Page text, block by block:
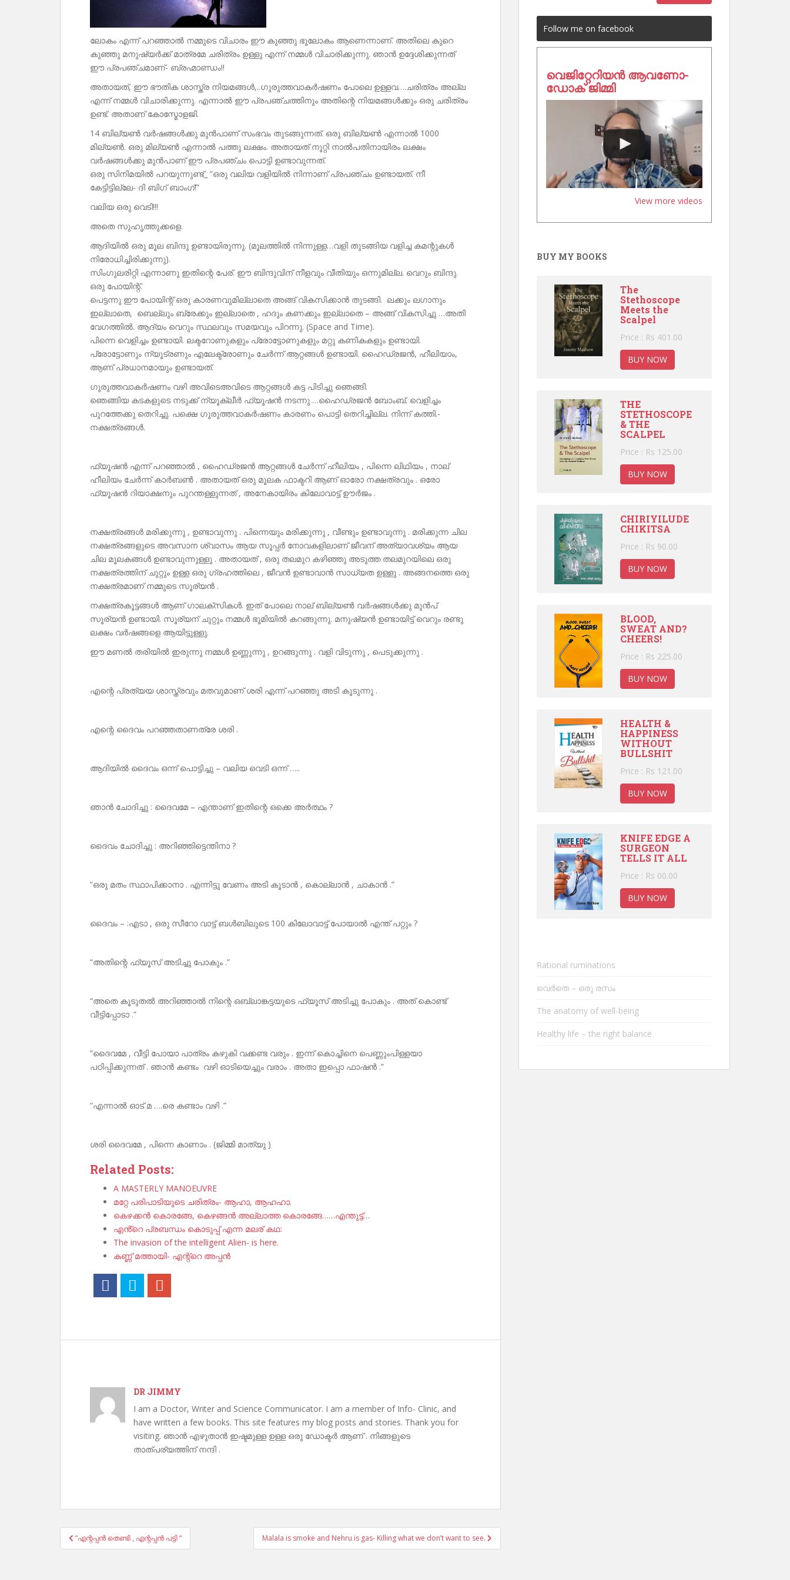
ലോകം എന്ന് പറഞ്ഞാൽ നമ്മുടെ വിചാരം ഈ കുഞ്ഞു ഭൂലോകം ആണെന്നാണ്. അതിലെ കുറെ
കുഞ്ഞു മനുഷ്യർക്ക് മാത്രമേ ചരിത്രം ഉള്ളു എന്ന് നമ്മൾ വിചാരിക്കുന്നു. ഞാൻ ഉദ്ദേശിക്കുന്നത്
ഈ പ്രപഞ്ചമാണ്- ബ്രഹ്മാണ്ഡം!!
അതായത്, ഈ ഭൗതിക ശാസ്ത്ര നിയമങ്ങൾ,..ഗുരുത്തവാകർഷണം പോലെ ഉള്ളവ….ചരിത്രം അല്ല
എന്ന് നമ്മൾ വിചാരിക്കുന്നു. എന്നാൽ ഈ പ്രപഞ്ചത്തിനും അതിന്റെ നിയമങ്ങൾക്കും ഒരു ചരിത്രം
ഉണ്ട്. അതാണ് കോസ്മോളജി.
14 ബില്യൺ വർഷങ്ങൾക്കു മുൻപാണ് സംഭവം തുടങ്ങുന്നത്. ഒരു ബില്യൺ എന്നാൽ 1000
മില്യൺ. ഒരു മില്യൺ എന്നാൽ പത്തു ലക്ഷം. അതായത് നൂറ്റി നാൽപതിനായിരം ലക്ഷം
വർഷങ്ങൾക്കു മുൻപാണ് ഈ പ്രപഞ്ചം പൊട്ടി ഉണ്ടാവുന്നത്.
ഒരു സിനിമയിൽ പറയുന്നുണ്ട്_ “ഒരു വലിയ വളിയിൽ നിന്നാണ് പ്രപഞ്ചം ഉണ്ടായത്. നീ
കേട്ടിട്ടില്ലേ- ദി ബിഗ് ബാംഗ്!”
വലിയ ഒരു വെടി!!!
അതെ സുഹൃത്തുക്കളെ.
ആദിയിൽ ഒരു മൂല ബിന്ദു ഉണ്ടായിരുന്നു. (മൂലത്തിൽ നിന്നുള്ള…വളി തുടങ്ങിയ വളിച്ച കമന്റുകൾ
നിരോധിച്ചിരിക്കുന്നു).
സിംഗുലരിറ്റി എന്നാണു ഇതിന്റെ പേര്. ഈ ബിന്ദുവിന് നീളവും വീതിയും ഒന്നുമില്ല. വെറും ബിന്ദു.
ഒരു പോയിന്റ്.
പെട്ടന്നു ഈ പോയിന്റ് ഒരു കാരണവുമില്ലാതെ അങ്ങ് വികസിക്കാൻ തുടങ്ങി. ലക്കും ലഗാനും
ഇല്ലാതെ, ബെല്ലും ബ്രേക്കും ഇല്ലാതെ , ഹദും കണക്കും ഇല്ലാതെ – അങ്ങ് വികസിച്ചു …അതി
വേഗത്തിൽ. ആദ്യം വെറും സ്ഥലവും സമയവും പിറന്നു. (Space and Time).
പിന്നെ വെളിച്ചം ഉണ്ടായി. ലക്ടറോണുകളും പ്രോട്ടോണുകളും മറ്റു കണികകളും ഉണ്ടായി.
പ്രോട്ടോണും ന്യൂട്രണും എലേക്ട്രോണും ചേർന്ന് ആറ്റങ്ങൾ ഉണ്ടായി. ഹൈഡ്രജൻ, ഹീലിയാം,
ആണ് പ്രധാനമായും ഉണ്ടായത്.
ഗുരുത്തവാകർഷണം വഴി അവിടെഅവിടെ ആറ്റങ്ങൾ കട്ട പിടിച്ചു ഞെങ്ങി.
ഞെങ്ങിയ കടകളുടെ നടുക്ക് ന്യൂക്ലീർ ഫ്യൂഷൻ നടന്നു …ഹൈഡ്രജൻ ബോംബ്. വെളിച്ചം
പുറത്തേക്കു തെറിച്ചു. പക്ഷെ ഗുരുത്തവാകർഷണം കാരണം പൊട്ടി തെറിച്ചില്ല. നിന്ന് കത്തി.-
നക്ഷത്രങ്ങൾ.
ഫ്യൂഷൻ എന്ന് പറഞ്ഞാൽ , ഹൈഡ്രജൻ ആറ്റങ്ങൾ ചേർന്ന് ഹീലിയം , പിന്നെ ലിഥിയം , നാല്
ഹീലിയം ചേർന്ന് കാർബൺ . അതായത് ഒരു മൂലക ഫാക്ടറി ആണ് ഓരോ നക്ഷത്രവും . ഒരോ
ഫ്യൂഷൻ റിയാക്ഷനും പുറന്തള്ളുന്നത് , അനേകായിരം കിലോവാട്ട് ഊർജം .
നക്ഷത്രങ്ങൾ മരിക്കുന്നു , ഉണ്ടാവുന്നു . പിന്നെയും മരിക്കുന്നു , വീണ്ടും ഉണ്ടാവുന്നു . മരിക്കുന്ന ചില
നക്ഷത്രങ്ങളുടെ അവസാന ശ്വാസം ആയ സൂപ്പർ നോവകളിലാണ് ജീവന് അത്യാവശ്യം ആയ
ചില മൂലകങ്ങൾ ഉണ്ടാവുന്നുള്ളു . അതായത് , ഒരു തലമുറ കഴിഞ്ഞു അടുത്ത തലമുറയിലെ ഒരു
നക്ഷത്രത്തിന് ചുറ്റും ഉള്ള ഒരു ഗ്രഹത്തിലെ , ജീവൻ ഉണ്ടാവാൻ സാധ്യത ഉള്ളു . അങ്ങനത്തെ ഒരു
നക്ഷത്രമാണ് നമ്മുടെ സൂര്യൻ .
നക്ഷത്രകൂട്ടങ്ങൾ ആണ് ഗാലക്‌സികൾ. ഇത് പോലെ നാല് ബില്യൺ വർഷങ്ങൾക്കു മുൻപ്
സൂര്യൻ ഉണ്ടായി. സൂര്യന് ചുറ്റും നമ്മൾ ഭൂമിയിൽ കറങ്ങുന്നു. മനുഷ്യൻ ഉണ്ടായിട്ട് വെറും രണ്ടു
ലക്ഷം വർഷങ്ങളെ ആയിട്ടുള്ളു.
ഈ മണൽ തരിയിൽ ഇരുന്നു നമ്മൾ ഉണ്ണുന്നു , ഉറങ്ങുന്നു . വളി വിടുന്നു , പെടുക്കുന്നു .
എന്റെ പ്രത്യയ ശാസ്ത്രവും മതവുമാണ് ശരി എന്ന് പറഞ്ഞു അടി കൂടുന്നു .
എന്റെ ദൈവം പറഞ്ഞതാണത്രേ ശരി .
ആദിയിൽ ദൈവം ഒന്ന് പൊട്ടിച്ചു – വലിയ വെടി ഒന്ന് …..
ഞാൻ ചോദിച്ചു : ദൈവമേ – എന്താണ് ഇതിന്റെ ഒക്കെ അർത്ഥം ?
ദൈവം ചോദിച്ചു : അറിഞ്ഞിട്ടെന്തിനാ ?
“ഒരു മതം സ്ഥാപിക്കാനാ . എന്നിട്ടു വേണം അടി കൂടാൻ , കൊല്ലാൻ , ചാകാൻ .”
ദൈവം – :എടാ , ഒരു സീറോ വാട്ട് ബൾബിലുടെ 100 കിലോവാട്ട് പോയാൽ എന്ത് പറ്റും ?
“അതിന്റെ ഫ്യൂസ് അടിച്ചു പോകും .”
“അതെ കൂടുതൽ അറിഞ്ഞാൽ നിന്റെ ഒബ്ലാങ്കട്ടയുടെ ഫ്യൂസ് അടിച്ചു പോകും . അത് കൊണ്ട്
വീട്ടിപ്പോടാ .”
“ദൈവമേ , വീട്ടി പോയാ പാത്രം കഴുകി വക്കണ്ട വരും . ഇന്ന് കൊച്ചിനെ പെണ്ണുംപിള്ളയാ
പഠിപ്പിക്കുന്നത് . ഞാൻ കണ്ടം വഴി ഓടിയെച്ചും വരാം . അതാ ഇപ്പൊ ഫാഷൻ .”
“എന്നാൽ ഓട് മ ….രെ കണ്ടാം വഴി .”
ശരി ദൈവമേ , പിന്നെ കാണാം . (ജിമ്മി മാത്യു )
Related Posts:
A MASTERLY MANOEUVRE
മറ്റേ പരിപാടിയുടെ ചരിത്രം- ആഹാ, ആഹഹാ.
കെഴക്കൻ കൊരങ്ങേ, കെഴങ്ങൻ അല്ലാത്ത കൊരങ്ങേ……എന്തുട്ട്…
എൻ്റെ പ്രബന്ധം കൊടുപ്പ് എന്ന മലര് കഥ:
The invasion of the intelligent Alien- is here.
കണ്ണ് മത്തായി- എന്റ്റെ അപ്പൻ
DR JIMMY
I am a Doctor, Writer and Science Communicator. I am a member of Info- Clinic, and
have written a few books. This site features my blog posts and stories. Thank you for
visiting. ഞാൻ എഴുതാൻ ഇഷ്ടമുള്ള ഉള്ള ഒരു ഡോക്ടർ ആണ് . നിങ്ങളുടെ
താത്പര്യത്തിന് നന്ദി .
Post
navigation
“എന്റപ്പൻ തെണ്ടി , എന്റപ്പൻ പട്ടി “ Malala is smoke and Nehru is gas- Killing what we don’t want to see.
Follow me on facebook
വെജിറ്റേറിയൻ ആവണോ-
ഡോക് ജിമ്മി
View more videos
BUY MY BOOKS
The
Stethoscope
Meets the
Scalpel
Price : Rs 401.00
BUY NOW
THE
STETHOSCOPE
& THE
SCALPEL
Price : Rs 125.00
BUY NOW
CHIRIYILUDE
CHIKITSA
Price : Rs 90.00
BUY NOW
BLOOD,
SWEAT AND?
CHEERS!
Price : Rs 225.00
BUY NOW
HEALTH &
HAPPINESS
WITHOUT
BULLSHIT
Price : Rs 121.00
BUY NOW
KNIFE EDGE A
SURGEON
TELLS IT ALL
Price : Rs 00.00
BUY NOW
Rational ruminations
വെർതെ – ഒരു രസം
The anatomy of well-being
Healthy life – the right balance